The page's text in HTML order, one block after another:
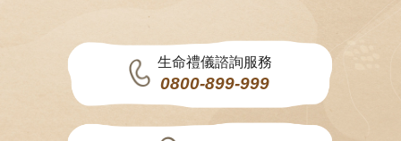
生命禮儀諮詢服務
0800-899-999